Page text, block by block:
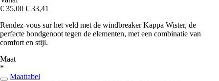
€ 35,00 € 33,41
Rendez-vous sur het veld met de windbreaker Kappa Wister, de
perfecte bondgenoot tegen de elementen, met een combinatie van
comfort en stijl.
Maat
*
Maattabel